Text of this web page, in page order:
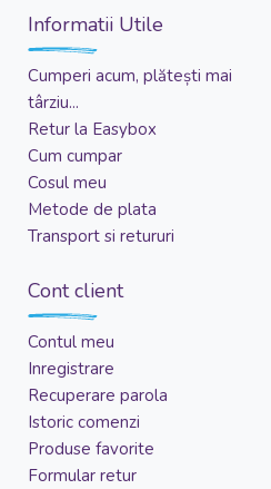
Informatii Utile
Cumperi acum, plătești mai
târziu...
Retur la Easybox
Cum cumpar
Cosul meu
Metode de plata
Transport si retururi
Cont client
Contul meu
Inregistrare
Recuperare parola
Istoric comenzi
Produse favorite
Formular retur